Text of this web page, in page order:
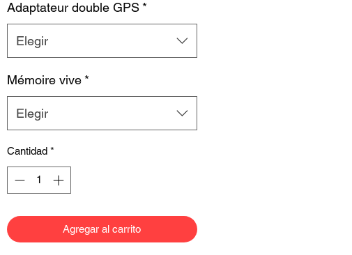
Adaptateur double GPS *
Elegir
Mémoire vive *
Elegir
Cantidad *
Agregar al carrito